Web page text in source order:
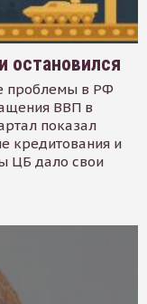
остановился
проблемы в РФ
ВВП в
показал
кредитования и
ЦБ дало свои